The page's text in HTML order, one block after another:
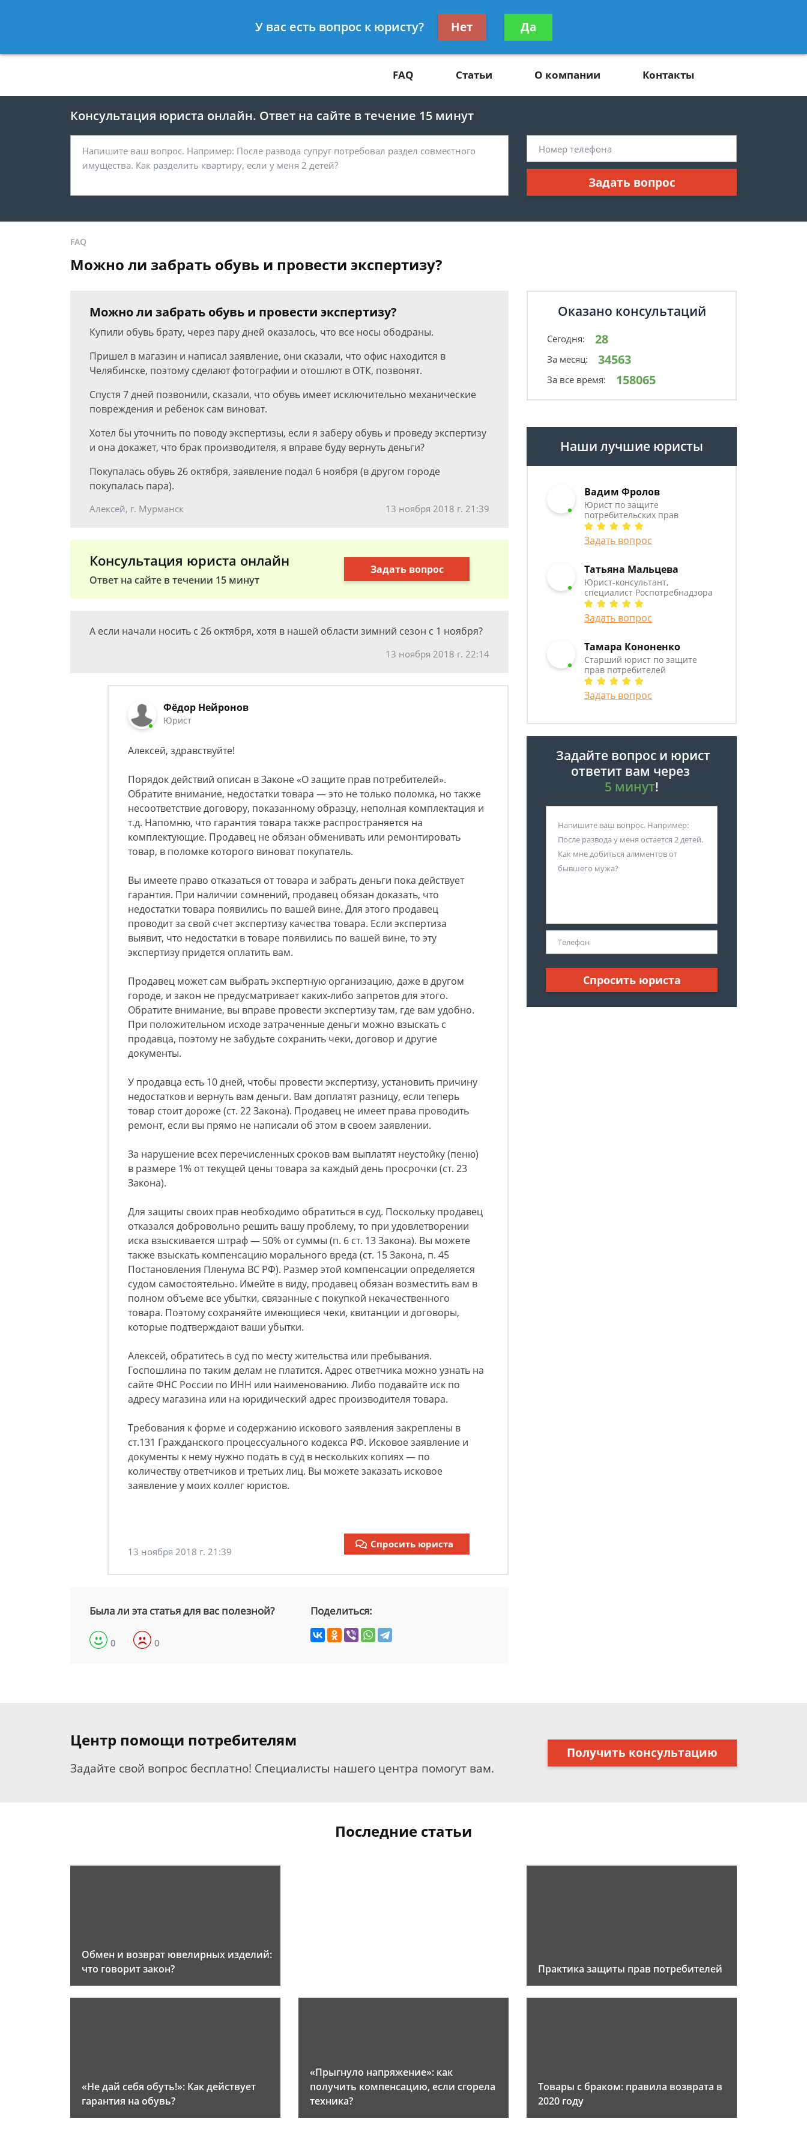
8 812 425-67-81
Получите консультацию
бесплатно
FAQ Статьи О компании Контакты
Консультация юриста онлайн. Ответ на сайте в течение 15 минут
Задать вопрос
FAQ
Можно ли забрать обувь и провести экспертизу?
Можно ли забрать обувь и провести экспертизу?
Купили обувь брату, через пару дней оказалось, что все носы ободраны.
Пришел в магазин и написал заявление, они сказали, что офис находится в
Челябинске, поэтому сделают фотографии и отошлют в ОТК, позвонят.
Спустя 7 дней позвонили, сказали, что обувь имеет исключительно механические
повреждения и ребенок сам виноват.
Хотел бы уточнить по поводу экспертизы, если я заберу обувь и проведу экспертизу
и она докажет, что брак производителя, я вправе буду вернуть деньги?
Покупалась обувь 26 октября, заявление подал 6 ноября (в другом городе
покупалась пара).
Алексей, г. Мурманск 13 ноября 2018 г. 21:39
Консультация юриста онлайн
Ответ на сайте в течении 15 минут
Задать вопрос
А если начали носить с 26 октября, хотя в нашей области зимний сезон с 1 ноября?
13 ноября 2018 г. 22:14
Фёдор Нейронов
Юрист
Алексей, здравствуйте!
Порядок действий описан в Законе «О защите прав потребителей».
Обратите внимание, недостатки товара — это не только поломка, но также
несоответствие договору, показанному образцу, неполная комплектация и
т.д. Напомню, что гарантия товара также распространяется на
комплектующие. Продавец не обязан обменивать или ремонтировать
товар, в поломке которого виноват покупатель.
Вы имеете право отказаться от товара и забрать деньги пока действует
гарантия. При наличии сомнений, продавец обязан доказать, что
недостатки товара появились по вашей вине. Для этого продавец
проводит за свой счет экспертизу качества товара. Если экспертиза
выявит, что недостатки в товаре появились по вашей вине, то эту
экспертизу придется оплатить вам.
Продавец может сам выбрать экспертную организацию, даже в другом
городе, и закон не предусматривает каких-либо запретов для этого.
Обратите внимание, вы вправе провести экспертизу там, где вам удобно.
При положительном исходе затраченные деньги можно взыскать с
продавца, поэтому не забудьте сохранить чеки, договор и другие
документы.
У продавца есть 10 дней, чтобы провести экспертизу, установить причину
недостатков и вернуть вам деньги. Вам доплатят разницу, если теперь
товар стоит дороже (ст. 22 Закона). Продавец не имеет права проводить
ремонт, если вы прямо не написали об этом в своем заявлении.
За нарушение всех перечисленных сроков вам выплатят неустойку (пеню)
в размере 1% от текущей цены товара за каждый день просрочки (ст. 23
Закона).
Для защиты своих прав необходимо обратиться в суд. Поскольку продавец
отказался добровольно решить вашу проблему, то при удовлетворении
иска взыскивается штраф — 50% от суммы (п. 6 ст. 13 Закона). Вы можете
также взыскать компенсацию морального вреда (ст. 15 Закона, п. 45
Постановления Пленума ВС РФ). Размер этой компенсации определяется
судом самостоятельно. Имейте в виду, продавец обязан возместить вам в
полном объеме все убытки, связанные с покупкой некачественного
товара. Поэтому сохраняйте имеющиеся чеки, квитанции и договоры,
которые подтверждают ваши убытки.
Алексей, обратитесь в суд по месту жительства или пребывания.
Госпошлина по таким делам не платится. Адрес ответчика можно узнать на
сайте ФНС России по ИНН или наименованию. Либо подавайте иск по
адресу магазина или на юридический адрес производителя товара.
Требования к форме и содержанию искового заявления закреплены в
ст.131 Гражданского процессуального кодекса РФ. Исковое заявление и
документы к нему нужно подать в суд в нескольких копиях — по
количеству ответчиков и третьих лиц. Вы можете заказать исковое
заявление у моих коллег юристов.
13 ноября 2018 г. 21:39
Спросить юриста
Была ли эта статья для вас полезной?
0 0
Поделиться:
Оказано консультаций
Сегодня: 28
За месяц: 34563
За все время: 158065
Наши лучшие юристы
Вадим Фролов
Юрист по защите
потребительских прав
Задать вопрос
Татьяна Мальцева
Юрист-консультант,
специалист Роспотребнадзора
Задать вопрос
Тамара Кононенко
Старший юрист по защите
прав потребителей
Задать вопрос
Задайте вопрос и юрист
ответит вам через
5 минут!
Спросить юриста
Центр помощи потребителям
Задайте свой вопрос бесплатно! Специалисты нашего центра помогут вам.
Получить консультацию
Последние статьи
Обмен и возврат ювелирных изделий:
что говорит закон?
Практика защиты прав потребителей
«Не дай себя обуть!»: Как действует
гарантия на обувь?
«Прыгнуло напряжение»: как
получить компенсацию, если сгорела
техника?
Товары с браком: правила возврата в
2020 году
У вас есть вопрос к юристу? Нет Да